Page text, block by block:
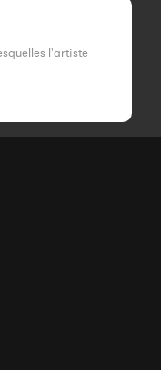
l'artiste